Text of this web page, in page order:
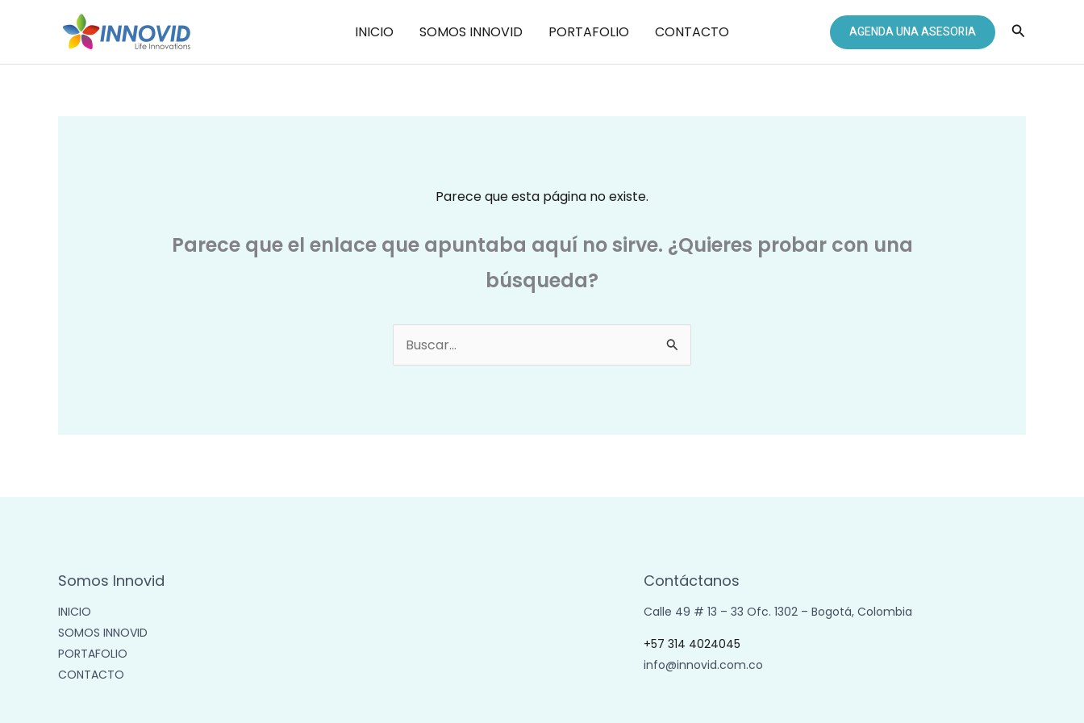
INICIO SOMOS INNOVID PORTAFOLIO CONTACTO AGENDA UNA ASESORIA Buscar
Parece que esta página no existe.
Parece que el enlace que apuntaba aquí no sirve. ¿Quieres probar con una
búsqueda?
Buscar
por:
Somos Innovid
INICIO
SOMOS INNOVID
PORTAFOLIO
CONTACTO
Contáctanos
Calle 49 # 13 – 33 Ofc. 1302 – Bogotá, Colombia
+57 314 4024045
info@innovid.com.co